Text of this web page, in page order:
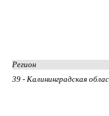
Регион
39 - Калининградская